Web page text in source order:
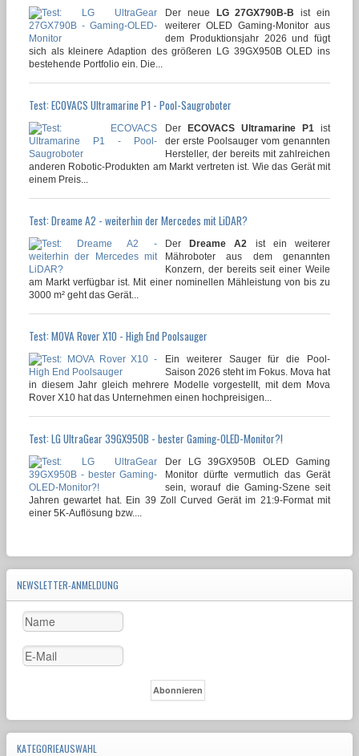
Der neue LG 27GX790B-B
ist ein
weiterer OLED Gaming-Monitor aus
dem Produktionsjahr 2026 und fügt
sich als kleinere Adaption des größeren LG 39GX950B OLED ins
bestehende Portfolio ein. Die...
Test: ECOVACS Ultramarine P1 - Pool-Saugroboter
Der ECOVACS Ultramarine P1 ist
der erste Poolsauger vom genannten
Hersteller, der bereits mit zahlreichen
anderen Robotic-Produkten am Markt vertreten ist. Wie das Gerät mit
einem Preis...
Test: Dreame A2 - weiterhin der Mercedes mit LiDAR?
DerDreame A2
ist ein weiterer
Mähroboter aus dem genannten
Konzern, der bereits seit einer Weile
am Markt verfügbar ist. Mit einer nominellen Mähleistung von bis zu
3000 m² geht das Gerät...
Test: MOVA Rover X10 - High End Poolsauger
Ein weiterer Sauger für die Pool-
Saison 2026 steht im Fokus. Mova hat
in diesem Jahr gleich mehrere Modelle vorgestellt, mit dem Mova
Rover X10 hat das Unternehmen einen hochpreisigen...
Test: LG UltraGear 39GX950B - bester Gaming-OLED-Monitor?!
Der LG 39GX950B OLED Gaming
Monitor dürfte vermutlich das Gerät
sein, worauf die Gaming-Szene seit
Jahren gewartet hat. Ein 39 Zoll Curved Gerät im 21:9-Format mit
einer 5K-Auflösung bzw....
NEWSLETTER-ANMELDUNG
KATEGORIEAUSWAHL